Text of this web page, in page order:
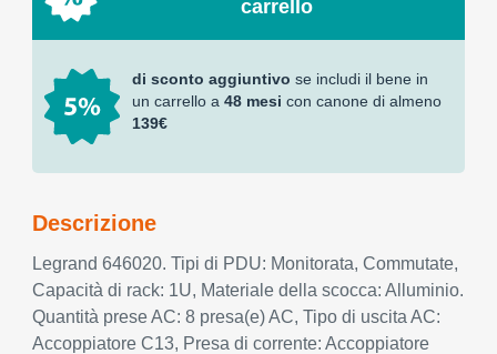
carrello
di sconto aggiuntivo se includi il bene in
un carrello a 48 mesi con canone di almeno
139€
Descrizione
Legrand 646020. Tipi di PDU: Monitorata, Commutate,
Capacità di rack: 1U, Materiale della scocca: Alluminio.
Quantità prese AC: 8 presa(e) AC, Tipo di uscita AC:
Accoppiatore C13, Presa di corrente: Accoppiatore